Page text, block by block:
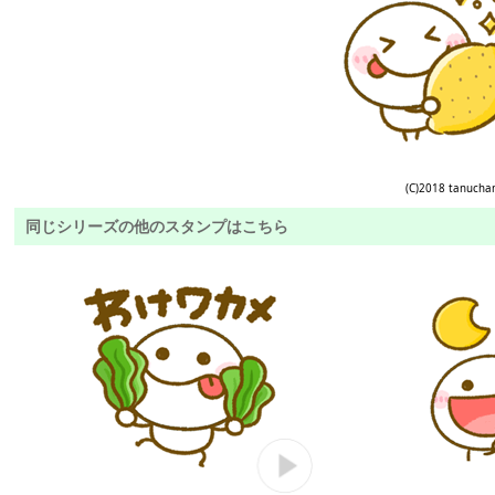
(C)2018
同じシリーズの他のスタンプはこちら